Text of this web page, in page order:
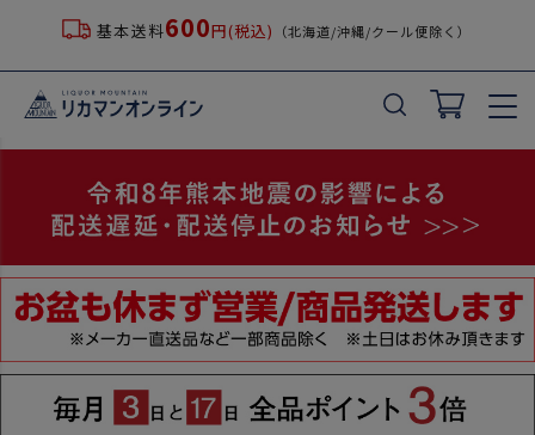
基本送料600円(税込) （北海道/沖縄/クール便除く）